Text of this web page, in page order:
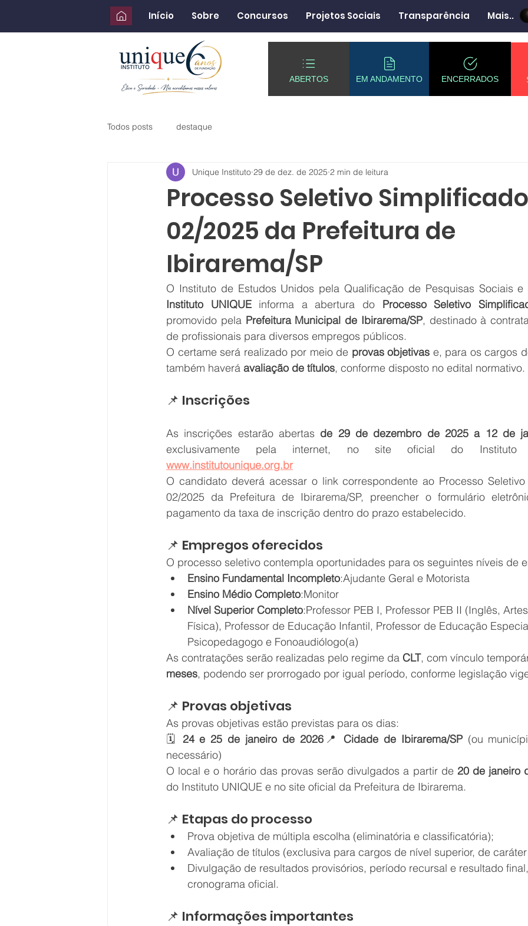
Início Sobre Concursos Projetos Sociais Transparência Mais..
ABERTOS EM ANDAMENTO ENCERRADOS
Todos posts destaque
Processo Seletivo
02/2025 da Prefeitura de
Ibirarema/SP
Unique Instituto 29 de dez. de 2025 2 min de leitura
Instituto UNIQUE informa a abertura do Processo Seletivo
promovido pela Prefeitura Municipal de Ibirarema/SP, destinado à
de profissionais para diversos empregos públicos.
O certame será realizado por meio de provas objetivas e, para os cargos
também haverá avaliação de títulos, conforme disposto no edital normativo.
📌 Inscrições
As inscrições estarão abertas de 29 de dezembro de 2025 a 12 de
www.institutounique.org.br
O candidato deverá acessar o link correspondente ao Processo Seletivo
02/2025 da Prefeitura de Ibirarema/SP, preencher o formulário
pagamento da taxa de inscrição dentro do prazo estabelecido.
📌 Empregos oferecidos
O processo seletivo contempla oportunidades para os seguintes níveis de
Ensino Fundamental Incompleto:Ajudante Geral e Motorista
Ensino Médio Completo:Monitor
Nível Superior Completo:Professor PEB I, Professor PEB II (Inglês,
Física), Professor de Educação Infantil, Professor de Educação
Psicopedagogo e Fonoaudiólogo(a)
As contratações serão realizadas pelo regime da CLT, com vínculo
meses, podendo ser prorrogado por igual período, conforme legislação
📌 Provas objetivas
As provas objetivas estão previstas para os dias:
🗓 24 e 25 de janeiro de 2026📍 Cidade de Ibirarema/SP (ou
necessário)
O local e o horário das provas serão divulgados a partir de 20 de janeiro
do Instituto UNIQUE e no site oficial da Prefeitura de Ibirarema.
📌 Etapas do processo
Prova objetiva de múltipla escolha (eliminatória e classificatória);
Avaliação de títulos (exclusiva para cargos de nível superior, de
Divulgação de resultados provisórios, período recursal e resultado
cronograma oficial.
📌 Informações importantes